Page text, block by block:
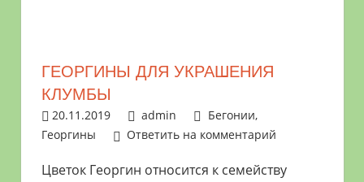
Поможем
обустройстве
дачного
участка
ГЕОРГИНЫ ДЛЯ УКРАШЕНИЯ
КЛУМБЫ
20.11.2019 admin
Бегонии,
Георгины
Ответить на комментарий
Цветок Георгин относится к семейству